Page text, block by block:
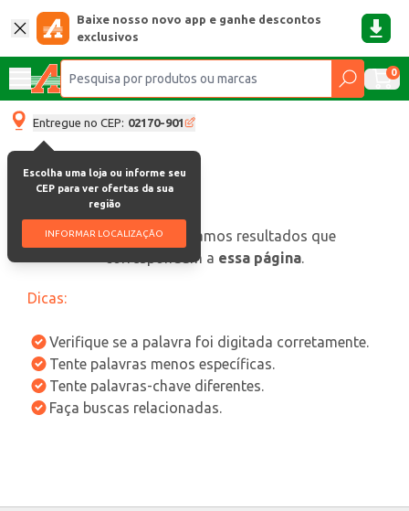
Baixe nosso novo app e ganhe descontos
exclusivos
0
Entregue no CEP: 02170-901
Escolha uma loja ou informe seu
CEP para ver ofertas da sua
região
INFORMAR LOCALIZAÇÃO
oops, não encontramos resultados que
correspondam a essa página.
Dicas:
Verifique se a palavra foi digitada corretamente.
Tente palavras menos específicas.
Tente palavras-chave diferentes.
Faça buscas relacionadas.